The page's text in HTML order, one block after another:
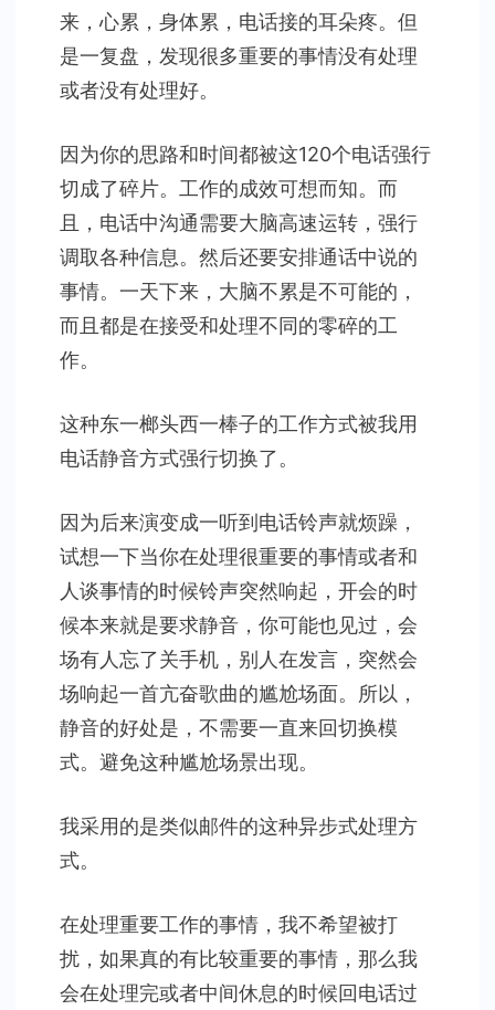
来，心累，身体累，电话接的耳朵疼。但
是一复盘，发现很多重要的事情没有处理
或者没有处理好。
因为你的思路和时间都被这120个电话强行
切成了碎片。工作的成效可想而知。而
且，电话中沟通需要大脑高速运转，强行
调取各种信息。然后还要安排通话中说的
事情。一天下来，大脑不累是不可能的，
而且都是在接受和处理不同的零碎的工
作。
这种东一榔头西一棒子的工作方式被我用
电话静音方式强行切换了。
因为后来演变成一听到电话铃声就烦躁，
试想一下当你在处理很重要的事情或者和
人谈事情的时候铃声突然响起，开会的时
候本来就是要求静音，你可能也见过，会
场有人忘了关手机，别人在发言，突然会
场响起一首亢奋歌曲的尴尬场面。所以，
静音的好处是，不需要一直来回切换模
式。避免这种尴尬场景出现。
我采用的是类似邮件的这种异步式处理方
式。
在处理重要工作的事情，我不希望被打
扰，如果真的有比较重要的事情，那么我
会在处理完或者中间休息的时候回电话过